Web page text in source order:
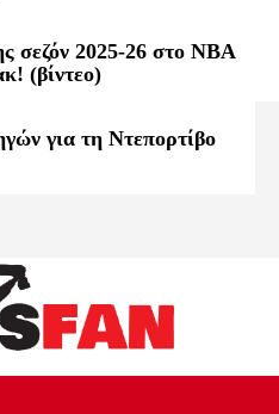
σεζόν 2025-26 στο NBA
(βίντεο)
για τη Ντεπορτίβο